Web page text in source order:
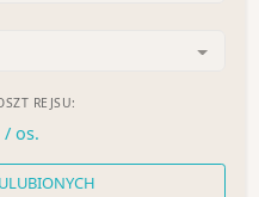
REJSU:
/ os.